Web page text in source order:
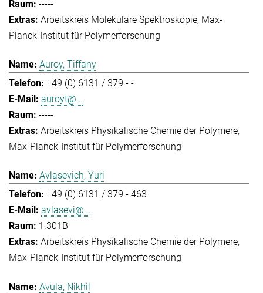
-----
Arbeitskreis Molekulare Spektroskopie Max-
Planck-Institut für Polymerforschung
Auroy, Tiffany
+49 (0) 6131 / 379 - -
auroyt@...
-----
Arbeitskreis Physikalische Chemie der Polymere
Max-Planck-Institut für Polymerforschung
Avlasevich, Yuri
+49 (0) 6131 / 379 - 463
avlasevi@...
1.301B
Arbeitskreis Physikalische Chemie der Polymere
Max-Planck-Institut für Polymerforschung
Avula, Nikhil